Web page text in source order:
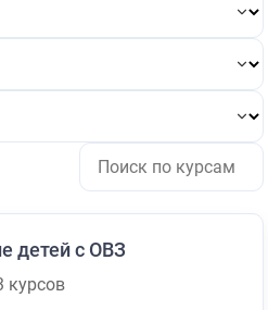
детей с ОВЗ
курсов